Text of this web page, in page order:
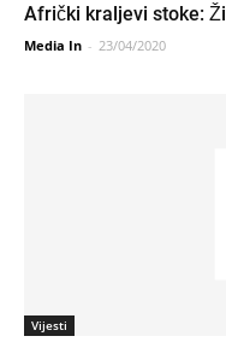
Afrički kraljevi stoke:
Media In - 23/04/2020
Vijesti